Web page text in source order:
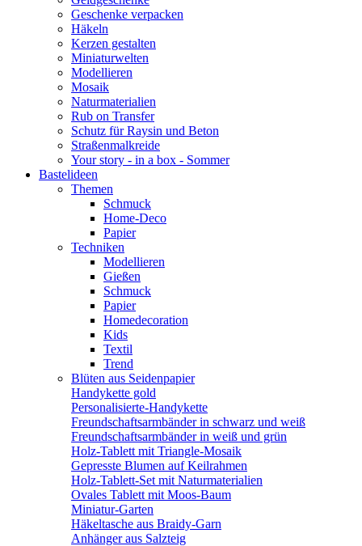
Geschenke verpacken
Häkeln
Kerzen gestalten
Miniaturwelten
Modellieren
Mosaik
Naturmaterialien
Rub on Transfer
Schutz für Raysin und Beton
Straßenmalkreide
Your story - in a box - Sommer
Bastelideen
Themen
Schmuck
Home-Deco
Papier
Techniken
Modellieren
Gießen
Schmuck
Papier
Homedecoration
Kids
Textil
Trend
Blüten aus Seidenpapier
Handykette gold
Personalisierte-Handykette
Freundschaftsarmbänder in schwarz und weiß
Freundschaftsarmbänder in weiß und grün
Holz-Tablett mit Triangle-Mosaik
Gepresste Blumen auf Keilrahmen
Holz-Tablett-Set mit Naturmaterialien
Ovales Tablett mit Moos-Baum
Miniatur-Garten
Häkeltasche aus Braidy-Garn
Anhänger aus Salzteig